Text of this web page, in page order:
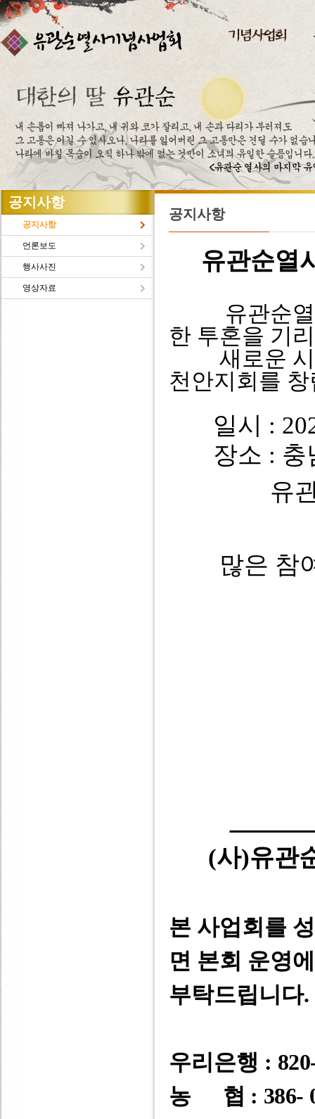
주메뉴바로가기
본문바로가기
공지사항
공지사항
언론보도
행사사진
영상자료
공지사항
유관순열
유관순열사
한 투혼을 기
새로운 시
천안지회를
일시 :
장소 : 충
유
많은 참여
(사)유관
본 사업회를
면 본회 운영
부탁드립니다.
우리은행 :
농 협 : 386-